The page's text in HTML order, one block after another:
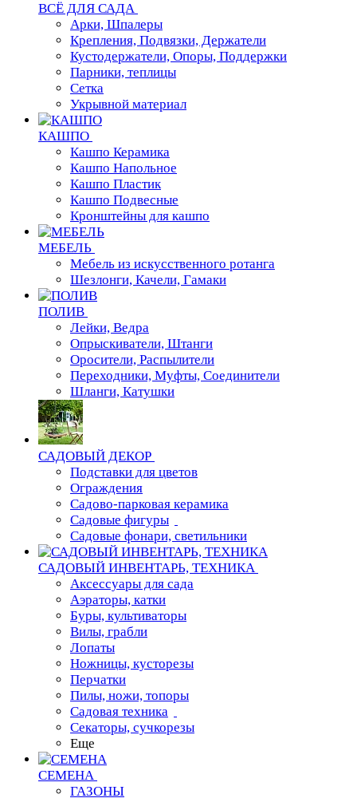
ВСЁ ДЛЯ САДА
Арки, Шпалеры
Крепления, Подвязки, Держатели
Кустодержатели, Опоры, Поддержки
Парники, теплицы
Сетка
Укрывной материал
КАШПО
Кашпо Керамика
Кашпо Напольное
Кашпо Пластик
Кашпо Подвесные
Кронштейны для кашпо
МЕБЕЛЬ
Мебель из искусственного ротанга
Шезлонги, Качели, Гамаки
ПОЛИВ
Лейки, Ведра
Опрыскиватели, Штанги
Оросители, Распылители
Переходники, Муфты, Соединители
Шланги, Катушки
САДОВЫЙ ДЕКОР
Подставки для цветов
Ограждения
Садово-парковая керамика
Садовые фигуры
Садовые фонари, светильники
САДОВЫЙ ИНВЕНТАРЬ, ТЕХНИКА
Аксессуары для сада
Аэраторы, катки
Буры, культиваторы
Вилы, грабли
Лопаты
Ножницы, кусторезы
Перчатки
Пилы, ножи, топоры
Садовая техника
Секаторы, сучкорезы
Еще
СЕМЕНА
ГАЗОНЫ